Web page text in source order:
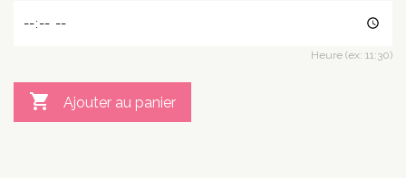
Heure (ex: 11:30)
 Ajouter au panier